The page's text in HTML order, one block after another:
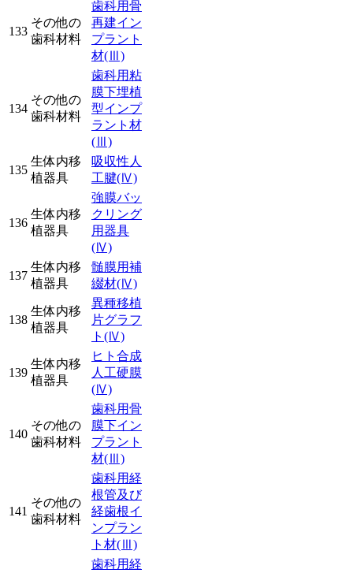
133
その他の
歯科材料
歯科用骨
再建イン
プラント
材(Ⅲ)
134
その他の
歯科材料
歯科用粘
膜下埋植
型インプ
ラント材
(Ⅲ)
135
生体内移
植器具
吸収性人
工腱(Ⅳ)
136
生体内移
植器具
強膜バッ
クリング
用器具
(Ⅳ)
137
生体内移
植器具
髄膜用補
綴材(Ⅳ)
138
生体内移
植器具
異種移植
片グラフ
ト (Ⅳ)
139
生体内移
植器具
ヒト合成
人工硬膜
(Ⅳ)
140
その他の
歯科材料
歯科用骨
膜下イン
プラント
材(Ⅲ)
141
その他の
歯科材料
歯科用経
根管及び
経歯根イ
ンプラン
ト材(Ⅲ)
歯科用経